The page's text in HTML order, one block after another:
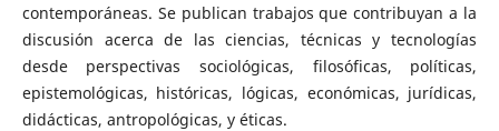
contemporáneas. Se publican trabajos que contribuyan a la
discusión acerca de las ciencias, técnicas y tecnologías
desde perspectivas sociológicas, filosóficas, políticas,
epistemológicas, históricas, lógicas, económicas, jurídicas,
didácticas, antropológicas, y éticas.